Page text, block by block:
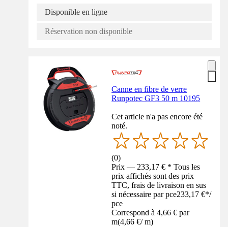
Disponible en ligne
Réservation non disponible
Canne en fibre de verre
Runpotec GF3 50 m 10195
Cet article n'a pas encore été
noté.
(0)
Prix — 233,17 € * Tous les
prix affichés sont des prix
TTC, frais de livraison en sus
si nécessaire par pce233,17 €*/
pce
Correspond à 4,66 € par
m(4,66 €/ m)